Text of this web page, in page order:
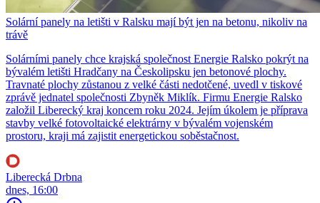
Solární panely na letišti v Ralsku mají být jen na betonu, nikoliv na
trávě
Solárními panely chce krajská společnost Energie Ralsko pokrýt na
bývalém letišti Hradčany na Českolipsku jen betonové plochy.
Travnaté plochy zůstanou z velké části nedotčené, uvedl v tiskové
zprávě jednatel společnosti Zbyněk Miklík. Firmu Energie Ralsko
založil Liberecký kraj koncem roku 2024. Jejím úkolem je příprava
stavby velké fotovoltaické elektrárny v bývalém vojenském
prostoru, kraji má zajistit energetickou soběstačnost.
Liberecká Drbna
dnes, 16:00